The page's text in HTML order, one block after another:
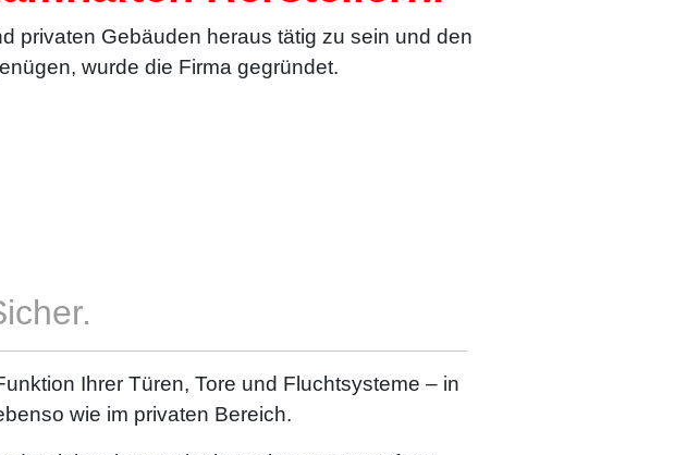
privaten Gebäuden heraus tätig zu sein und den
wurde die Firma gegründet.
Ihrer Türen, Tore und Fluchtsysteme – in
wie im privaten Bereich.